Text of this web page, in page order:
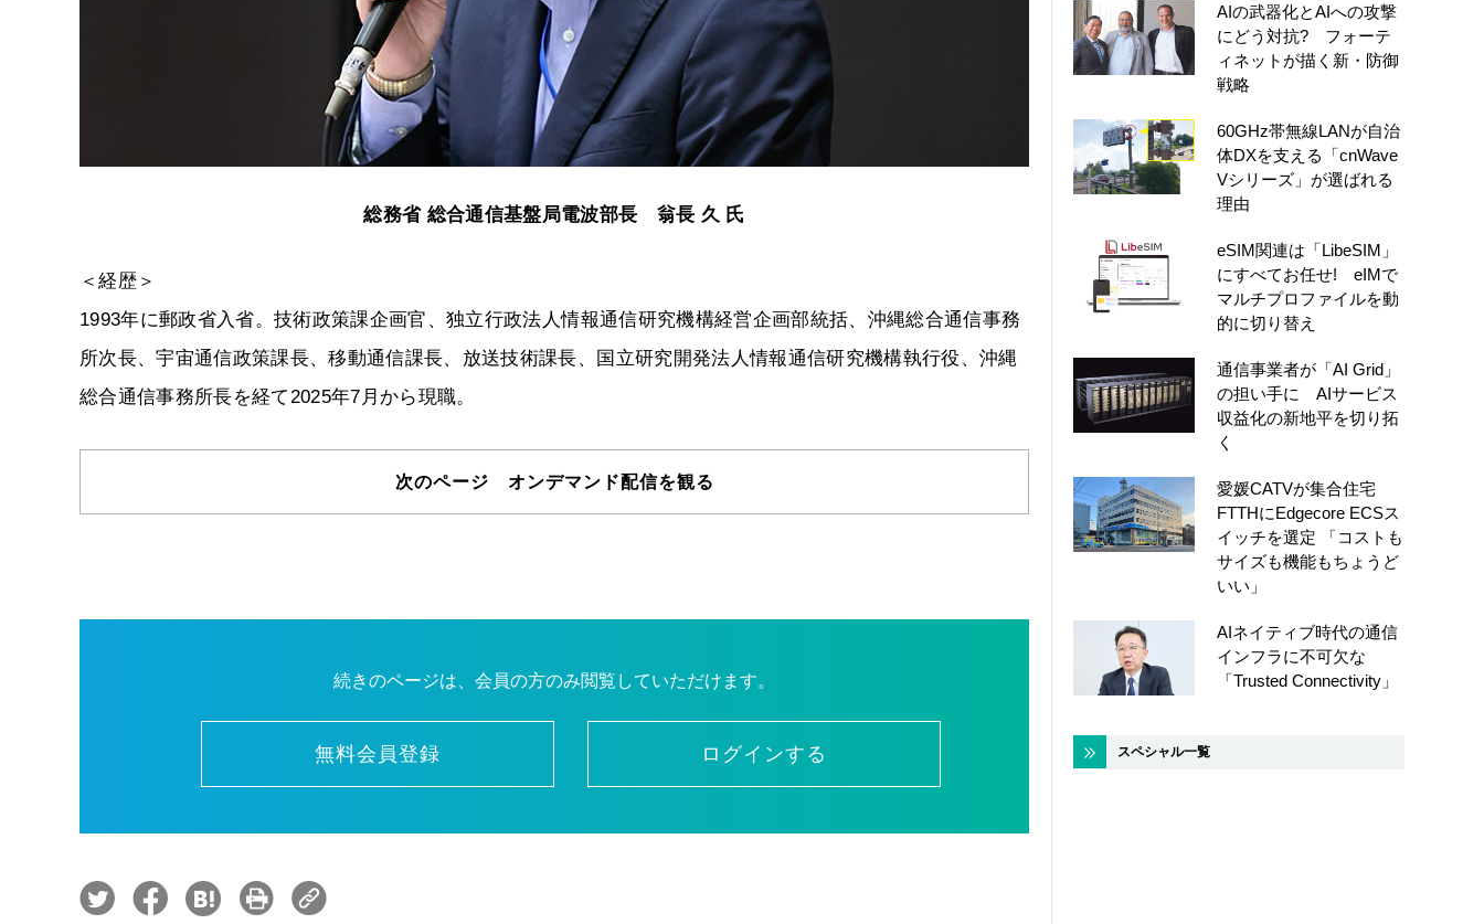
総務省 総合通信基盤局電波部長 翁長 久 氏
＜経歴＞
1993年に郵政省入省。技術政策課企画官、独立行政法人情報通信研究機構経営企画部統括、沖縄総合通信事務
所次長、宇宙通信政策課長、移動通信課長、放送技術課長、国立研究開発法人情報通信研究機構執行役、沖縄
総合通信事務所長を経て2025年7月から現職。
次のページ オンデマンド配信を観る
続きのページは、会員の方のみ閲覧していただけます。
無料会員登録 ログインする
AIの武器化とAIへの攻撃
にどう対抗? フォーテ
ィネットが描く新・防御
戦略
60GHz帯無線LANが自治
体DXを支える「cnWave
Vシリーズ」が選ばれる
理由
eSIM関連は「LibeSIM」
にすべてお任せ! eIMで
マルチプロファイルを動
的に切り替え
通信事業者が「AI Grid」
の担い手に AIサービス
収益化の新地平を切り拓
く
愛媛CATVが集合住宅
FTTHにEdgecore ECSス
イッチを選定 「コストも
サイズも機能もちょうど
いい」
AIネイティブ時代の通信
インフラに不可欠な
「Trusted Connectivity」
スペシャル一覧